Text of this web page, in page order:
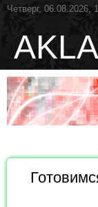
Четверг, 06.08.2026,